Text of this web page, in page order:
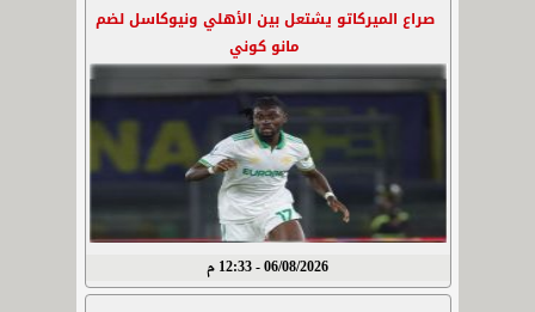
صراع الميركاتو يشتعل بين الأهلي ونيوكاسل لضم
مانو كوني
06/08/2026 - 12:33 م